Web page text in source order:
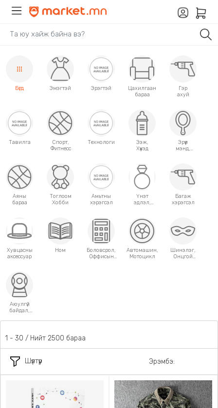
Бүгд Эмэгтэй Эрэгтэй
Цахилгаан
бараа
Гэр
ахуй
Тавилга
Спорт,
Фитнесс
Технологи
Ээж,
Хүүхэд
Эрүүл
мэнд,
Аяны
бараа
Тоглоом
Хобби
Амьтны
хэрэгсэл
Үнэт
эдлэл,
Багаж
хэрэгсэл
Хувцасны
аксессуар
Ном
Боловсрол,
Оффисын
Автомашин,
Мотоцикл
Шинэлэг,
Онцгой
Аюулгүй
байдал,
Шүүлтүүр
1 - 30 / Нийт 2500 бараа
Эрэмбэ: